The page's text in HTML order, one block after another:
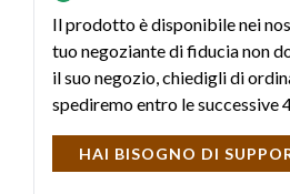
Il prodotto è disponibile nei
tuo negoziante di fiducia non
il suo negozio, chiedigli di
spediremo entro le successive
HAI BISOGNO DI